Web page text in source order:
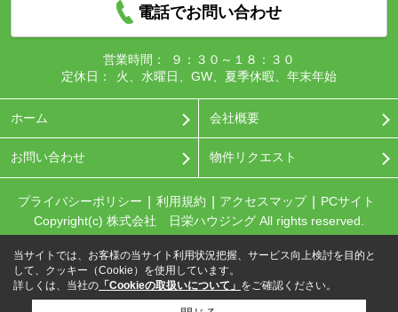
電話でお問い合わせ
営業時間：
９：３０～１８：３０
定休日：
火、水曜日、GW、夏季休暇、年末年始
ホーム 会社概要
お問い合わせ 物件リクエスト
プライバシーポリシー 利用規約 アクセスマップ
PCサイト
Copyright(c) 株式会社 日栄ハウジング All rights reserved.
当サイトでは、お客様の当サイト利用状況把握、サービス向上検討を目的と
して、クッキー（Cookie）を使用しています。
詳しくは、当社の 「Cookieの取扱いについて」 をご確認ください。